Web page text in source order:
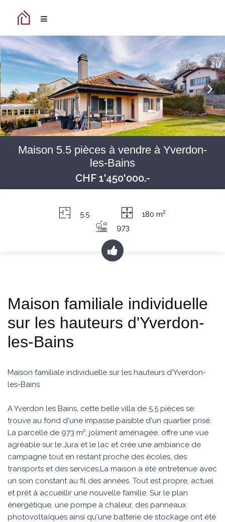
Maison 5.5 pièces à vendre à Yverdon-
les-Bains
CHF 1'450'000.-
5.5 180 m2
973
Maison familiale individuelle
sur les hauteurs d'Yverdon-
les-Bains
Maison familiale individuelle sur les hauteurs d'Yverdon-
les-Bains
A Yverdon les Bains, cette belle villa de 5.5 pièces se
trouve au fond d'une impasse paisible d'un quartier prisé.
La parcelle de 973 m², joliment aménagée, offre une vue
agréable sur le Jura et le lac et crée une ambiance de
campagne tout en restant proche des écoles, des
transports et des services.La maison a été entretenue avec
un soin constant au fil des années. Tout est propre, actuel
et prêt à accueillir une nouvelle famille. Sur le plan
énergétique, une pompe à chaleur, des panneaux
photovoltaïques ainsi qu'une batterie de stockage ont été